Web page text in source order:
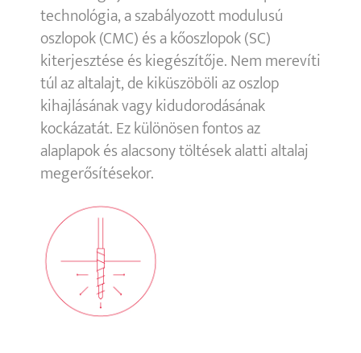
technológia, a szabályozott modulusú
oszlopok (CMC) és a kőoszlopok (SC)
kiterjesztése és kiegészítője. Nem merevíti
túl az altalajt, de kiküszöböli az oszlop
kihajlásának vagy kidudorodásának
kockázatát. Ez különösen fontos az
alaplapok és alacsony töltések alatti altalaj
megerősítésekor.